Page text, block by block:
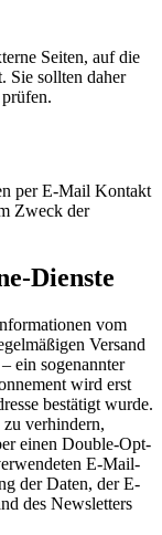
Seiten, auf die
Sie sollten daher
per E-Mail Kontakt
Zweck der
Dienste
vom
Versand
ein sogenannter
wird erst
bestätigt wurde.
verhindern,
einen Double-Opt-
E-Mail-
der Daten, der E-
des Newsletters